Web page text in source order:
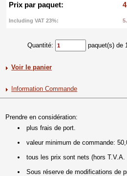
Prix par paquet:
Including VAT 23%:
Quantité: paquet(s) de
Voir le panier
Information Commande
Prendre en considération:
plus frais de port.
valeur minimum de commande:
tous les prix sont nets (hors T.V.A.
Sous réserve de modifications de